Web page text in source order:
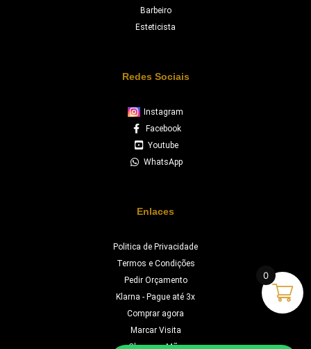
Barbeiro
Esteticista
Redes Sociais
Instagram
Facebook
Youtube
WhatsApp
Enlaces
Politica de Privacidade
Termos e Condições
Pedir Orçamento
Klarna - Pague até 3x
Comprar agora
Marcar Visita
Chave na Mão
0